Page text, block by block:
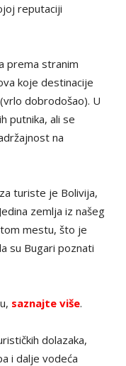
reputaciji
prema stranim
koje destinacije
dobrodošao). U
putnika, ali se
na
turiste je Bolivija,
zemlja iz našeg
mestu, što je
su Bugari poznati
saznajte više.
dolazaka,
i dalje vodeća